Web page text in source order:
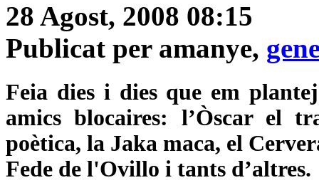
28 Agost, 2008 08:15
Publicat per amanye,
Feia dies i dies que em
amics blocaires: l’Òscar el
poètica, la Jaka maca, el
Fede de l'Ovillo i tants d’altres.